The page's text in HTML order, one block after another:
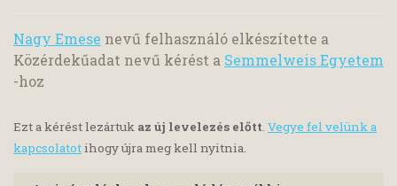
Nagy Emese nevű felhasználó elkészítette a
Közérdekűadat nevű kérést a Semmelweis Egyetem
-hoz
Ezt a kérést lezártuk az új levelezés előtt. Vegye fel velünk a
kapcsolatotihogy újra meg kell nyitnia.